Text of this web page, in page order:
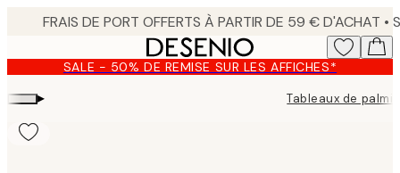
content.SALE - 50% DE REMISE SUR LES AFFICHES*
▸ Tableaux de